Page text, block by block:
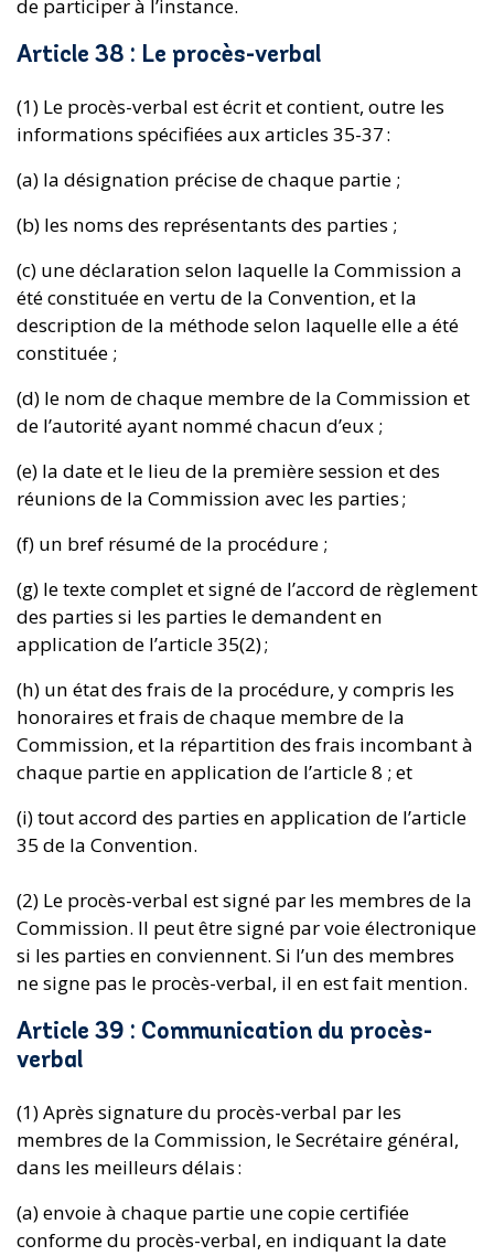
de participer à l’instance.
Article 38 : Le procès-verbal
(1) Le procès-verbal est écrit et contient, outre les
informations spécifiées aux articles 35-37 :
(a) la désignation précise de chaque partie ;
(b) les noms des représentants des parties ;
(c) une déclaration selon laquelle la Commission a
été constituée en vertu de la Convention, et la
description de la méthode selon laquelle elle a été
constituée ;
(d) le nom de chaque membre de la Commission et
de l’autorité ayant nommé chacun d’eux ;
(e) la date et le lieu de la première session et des
réunions de la Commission avec les parties ;
(f) un bref résumé de la procédure ;
(g) le texte complet et signé de l’accord de règlement
des parties si les parties le demandent en
application de l’article 35(2) ;
(h) un état des frais de la procédure, y compris les
honoraires et frais de chaque membre de la
Commission, et la répartition des frais incombant à
chaque partie en application de l’article 8 ; et
(i) tout accord des parties en application de l’article
35 de la Convention.
(2) Le procès-verbal est signé par les membres de la
Commission. Il peut être signé par voie électronique
si les parties en conviennent. Si l’un des membres
ne signe pas le procès-verbal, il en est fait mention.
Article 39 : Communication du procès-
verbal
(1) Après signature du procès-verbal par les
membres de la Commission, le Secrétaire général,
dans les meilleurs délais :
(a) envoie à chaque partie une copie certifiée
conforme du procès-verbal, en indiquant la date